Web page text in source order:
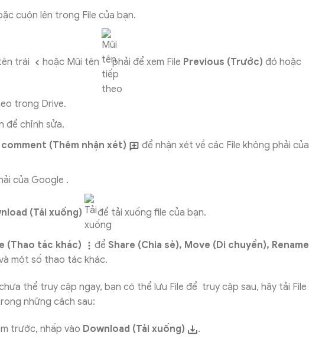
cuộn lên trong File của bạn.
trái hoặc Mũi tên phải để xem File Previous (Trước) đó hoặc
trong Drive.
để chỉnh sửa.
(Thêm nhận xét)
để nhận xét về các File không phải của
của Google .
(Tải xuống) để tải xuống file của bạn.
(Thao tác khác) để Share (Chia sẻ), Move (Di chuyển), Rename
một số thao tác khác.
thể truy cập ngay, bạn có thể lưu File để truy cập sau, hãy tải File
những cách sau:
trước, nhấp vào Download (Tải xuống)
.